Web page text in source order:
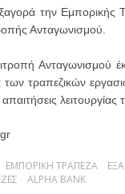
την Εμπορικής
Ανταγωνισμού.
Ανταγωνισμού
των τραπεζικών
απαιτήσεις
ΕΜΠΟΡΙΚΗ ΤΡΑΠΕΖΑ
ALPHA BANK